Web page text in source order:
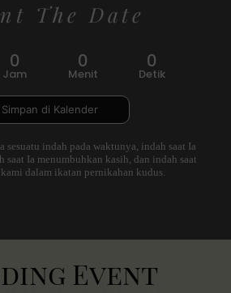
The Date
0
Jam
0
Menit
0
Detik
Simpan di Kalender
sesuatu indah pada waktunya, indah saat Ia
saat Ia menumbuhkan kasih, dan indah saat
dalam ikatan pernikahan kudus.
Event